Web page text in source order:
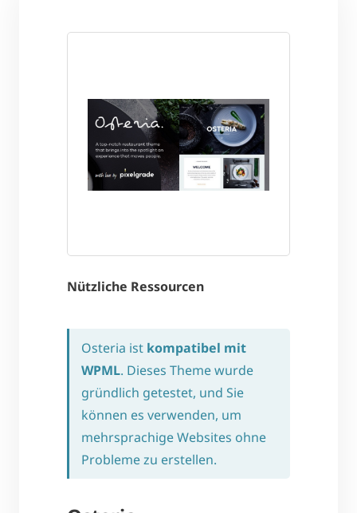
Nützliche Ressourcen
Osteria ist kompatibel mit
WPML. Dieses Theme wurde
gründlich getestet, und Sie
können es verwenden, um
mehrsprachige Websites ohne
Probleme zu erstellen.